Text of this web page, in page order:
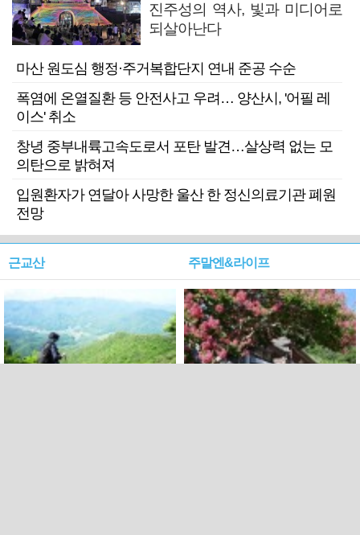
진주성의 역사, 빛과 미디어로
되살아난다
마산 원도심 행정·주거복합단지 연내 준공 수순
폭염에 온열질환 등 안전사고 우려… 양산시, '어필 레
이스' 취소
창녕 중부내륙고속도로서 포탄 발견…살상력 없는 모
의탄으로 밝혀져
입원환자가 연달아 사망한 울산 한 정신의료기관 폐원
전망
근교산 주말엔&라이프